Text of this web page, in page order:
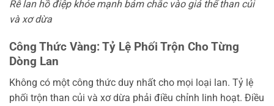
Rễ lan hồ điệp khỏe mạnh bám chắc vào giá thể than củi
và xơ dừa
Công Thức Vàng: Tỷ Lệ Phối Trộn Cho Từng
Dòng Lan
Không có một công thức duy nhất cho mọi loại lan. Tỷ lệ
phối trộn than củi và xơ dừa phải điều chỉnh linh hoạt. Điều